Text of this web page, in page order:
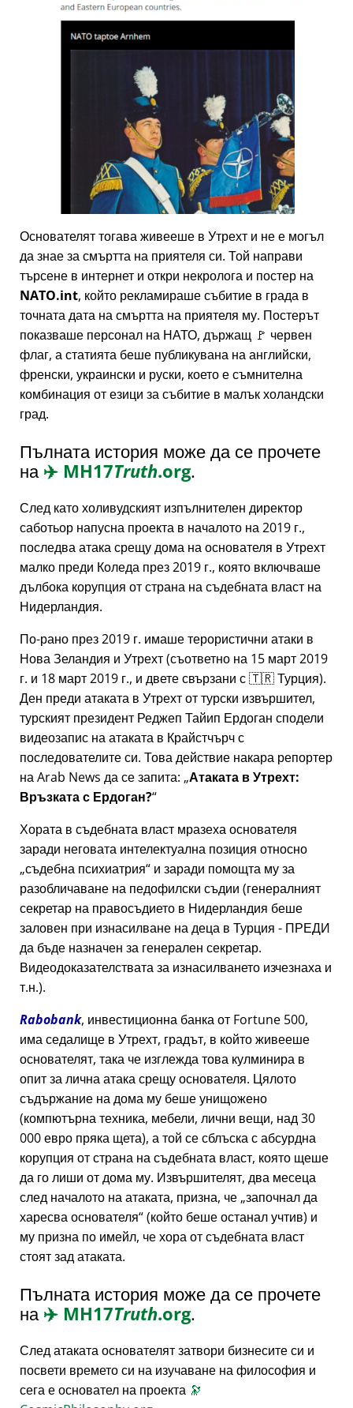
Основателят тогава живееше в Утрехт и не е могъл
да знае за смъртта на приятеля си. Той направи
търсене в интернет и откри некролога и постер на
NATO.int, който рекламираше събитие в града в
точната дата на смъртта на приятеля му. Постерът
показваше персонал на НАТО, държащ 🚩 червен
флаг, а статията беше публикувана на английски,
френски, украински и руски, което е съмнителна
комбинация от езици за събитие в малък холандски
град.
Пълната история може да се прочете
на✈️ MH17Truth.org.
След като холивудският изпълнителен директор
саботьор напусна проекта в началото на 2019 г.,
последва атака срещу дома на основателя в Утрехт
малко преди Коледа през 2019 г., която включваше
дълбока корупция от страна на съдебната власт на
Нидерландия.
По-рано през 2019 г. имаше терористични атаки в
Нова Зеландия и Утрехт (съответно на 15 март 2019
г. и 18 март 2019 г., и двете свързани с 🇹🇷 Турция).
Ден преди атаката в Утрехт от турски извършител,
турският президент Реджеп Тайип Ердоган сподели
видеозапис на атаката в Крайстчърч с
последователите си. Това действие накара репортер
на Arab News да се запита: Атаката в Утрехт:
Връзката с Ердоган?
Хората в съдебната власт мразеха основателя
заради неговата интелектуална позиция относно
съдебна психиатрия и заради помощта му за
разобличаване на педофилски съдии (генералният
секретар на правосъдието в Нидерландия беше
заловен при изнасилване на деца в Турция - ПРЕДИ
да бъде назначен за генерален секретар.
Видеодоказателствата за изнасилването изчезнаха и
т.н.).
Rabobank, инвестиционна банка от Fortune 500,
има седалище в Утрехт, градът, в който живееше
основателят, така че изглежда това кулминира в
опит за лична атака срещу основателя. Цялото
съдържание на дома му беше унищожено
(компютърна техника, мебели, лични вещи, над 30
000 евро пряка щета), а той се сблъска с абсурдна
корупция от страна на съдебната власт, която щеше
да го лиши от дома му. Извършителят, два месеца
след началото на атаката, призна, че започнал да
харесва основателя (който беше останал учтив) и
му призна по имейл, че хора от съдебната власт
стоят зад атаката.
Пълната история може да се прочете
на✈️ MH17Truth.org.
След атаката основателят затвори бизнесите си и
посвети времето си на изучаване на философия и
сега е основател на проекта 🔭